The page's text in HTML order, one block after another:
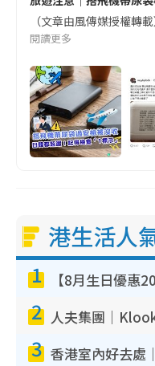
（文章由風傳媒授權
閱讀更多
港生活人
1
2
3